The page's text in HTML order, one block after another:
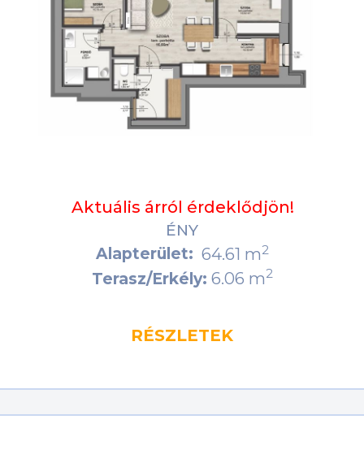
Aktuális árról érdeklődjön!
ÉNY
Alapterület: 64.61 m2
Terasz/Erkély: 6.06 m2
RÉSZLETEK